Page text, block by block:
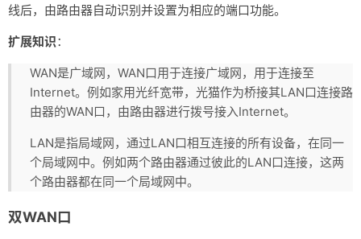
线后，由路由器自动识别并设置为相应的端口功能。
扩展知识：
WAN是广域网，WAN口用于连接广域网，用于连接至
Internet。例如家用光纤宽带，光猫作为桥接其LAN口连接路
由器的WAN口，由路由器进行拨号接入Internet。
LAN是指局域网，通过LAN口相互连接的所有设备，在同一
个局域网中。例如两个路由器通过彼此的LAN口连接，这两
个路由器都在同一个局域网中。
双WAN口